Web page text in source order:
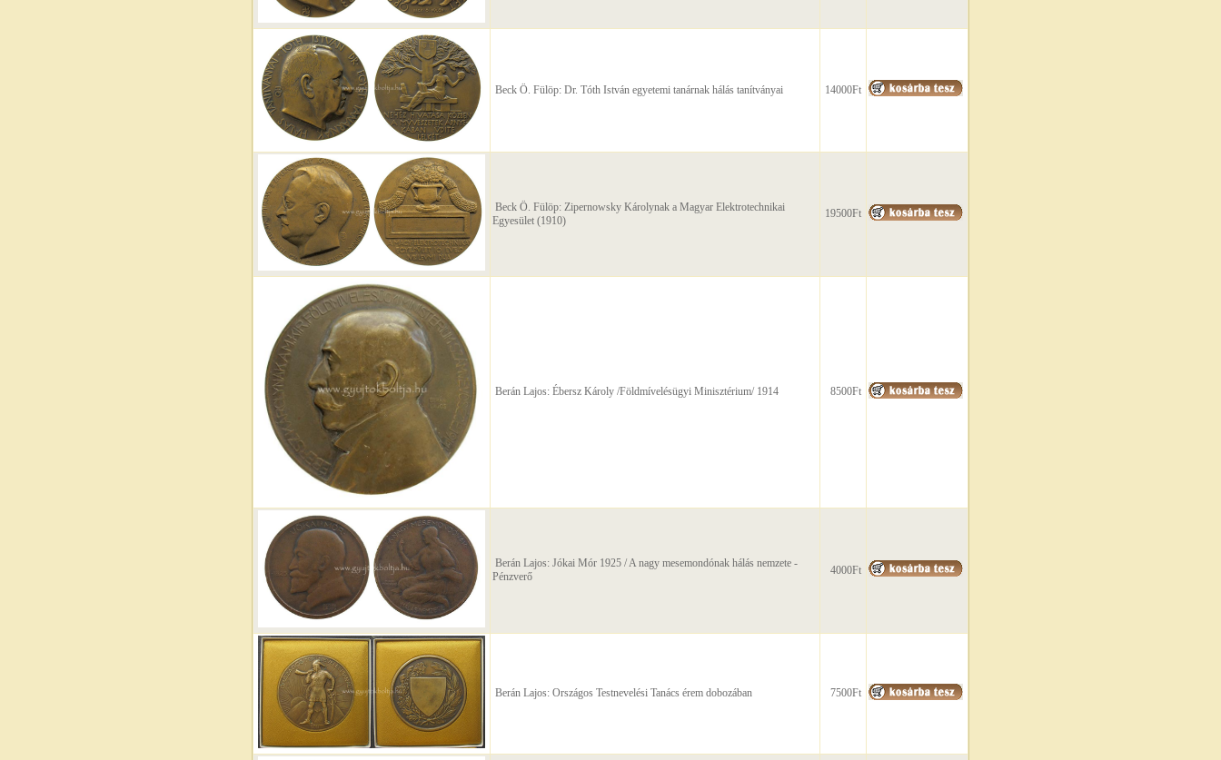
Beck Ö. Fülöp: Dr. Tóth István egyetemi tanárnak hálás tanítványai 14000Ft
Beck Ö. Fülöp: Zipernowsky Károlynak a Magyar Elektrotechnikai
Egyesület (1910)
19500Ft
Berán Lajos: Ébersz Károly /Földmívelésügyi Minisztérium/ 1914 8500Ft
Berán Lajos: Jókai Mór 1925 / A nagy mesemondónak hálás nemzete -
Pénzverő
4000Ft
Berán Lajos: Országos Testnevelési Tanács érem dobozában 7500Ft